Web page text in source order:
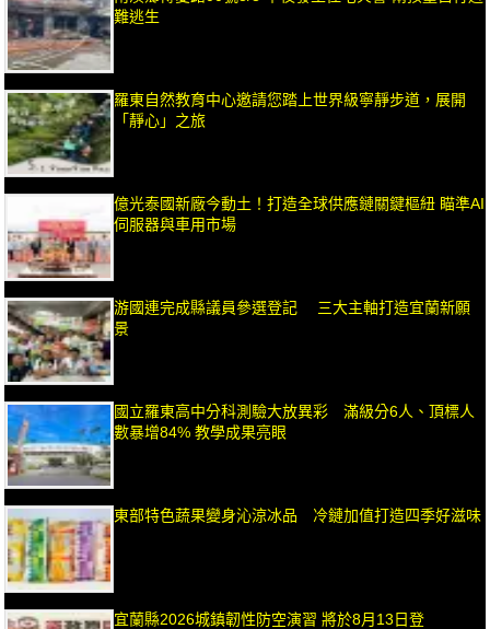
難逃生
羅東自然教育中心邀請您踏上世界級寧靜步道，展開
「靜心」之旅
億光泰國新廠今動土！打造全球供應鏈關鍵樞紐 瞄準AI
伺服器與車用市場
游國連完成縣議員參選登記 三大主軸打造宜蘭新願
景
國立羅東高中分科測驗大放異彩 滿級分6人、頂標人
數暴增84% 教學成果亮眼
東部特色蔬果變身沁涼冰品 冷鏈加值打造四季好滋味
宜蘭縣2026城鎮韌性防空演習 將於8月13日登